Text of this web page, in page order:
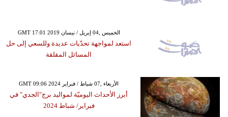
GMT 17:01 2019 الخميس ,04 إبريل / نيسان
استعد لمواجهة تحدّيات عديدة وللسعي إلى حل
المسائل المقلقة
GMT 09:06 2024 الأربعاء ,07 شباط / فبراير
أبرز الأحداث اليوميّة لمواليد برج"الجدي" في
فبراير/ شباط 2024